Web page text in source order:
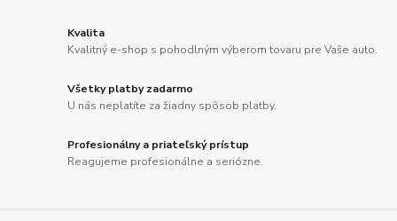
Kvalita
Kvalitný e-shop s pohodlným výberom tovaru pre Vaše auto.
Všetky platby zadarmo
U nás neplatíte za žiadny spôsob platby.
Profesionálny a priateľský prístup
Reagujeme profesionálne a seriózne.